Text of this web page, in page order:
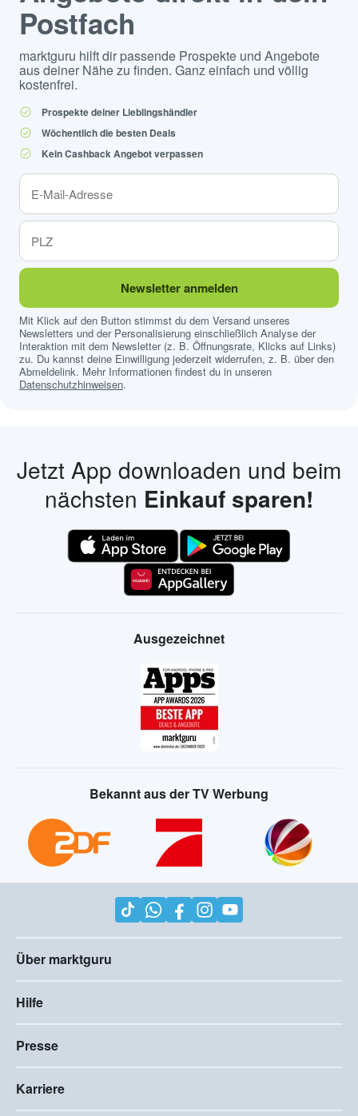
Postfach
marktguru hilft dir passende Prospekte und Angebote
aus deiner Nähe zu finden. Ganz einfach und völlig
kostenfrei.
Prospekte deiner Lieblingshändler
Wöchentlich die besten Deals
Kein Cashback Angebot verpassen
Newsletter anmelden
Mit Klick auf den Button stimmst du dem Versand unseres
Newsletters und der Personalisierung einschließlich Analyse der
Interaktion mit dem Newsletter (z. B. Öffnungsrate, Klicks auf Links)
zu. Du kannst deine Einwilligung jederzeit widerrufen, z. B. über den
Abmeldelink. Mehr Informationen findest du in unseren
Datenschutzhinweisen.
Jetzt App downloaden und beim
nächsten Einkauf sparen!
Ausgezeichnet
Bekannt aus der TV Werbung
Über marktguru
Hilfe
Presse
Karriere